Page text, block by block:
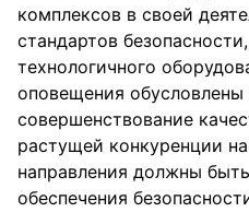
комплексов в своей
стандартов
технологичного
оповещения обусловлены
совершенствование
растущей конкуренции
направления должны
обеспечения